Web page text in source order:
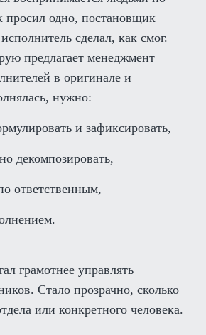
просил одно, постановщик
сделал, как смог.
предлагает менеджмент
в оригинале и
нужно:
и зафиксировать,
декомпозировать,
ответственным,
грамотнее управлять
Стало прозрачно, сколько
или конкретного человека.